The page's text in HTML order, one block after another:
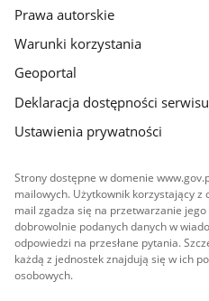
Prawa autorskie
Warunki korzystania
Geoportal
Deklaracja dostępności
Ustawienia prywatności
Strony dostępne w domenie
mailowych. Użytkownik korzystający
mail zgadza się na przetwarzanie
dobrowolnie podanych danych w
odpowiedzi na przesłane pytania.
każdą z jednostek znajdują się w ich
osobowych.